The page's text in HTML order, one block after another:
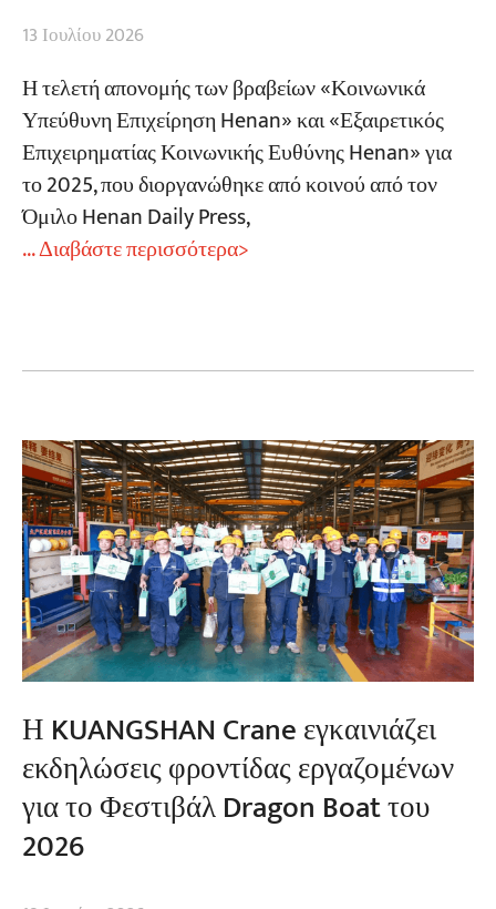
13 Ιουλίου 2026
Η τελετή απονομής των βραβείων «Κοινωνικά
Υπεύθυνη Επιχείρηση Henan» και «Εξαιρετικός
Επιχειρηματίας Κοινωνικής Ευθύνης Henan» για
το 2025, που διοργανώθηκε από κοινού από τον
Όμιλο Henan Daily Press,
... Διαβάστε περισσότερα>
Η KUANGSHAN Crane εγκαινιάζει
εκδηλώσεις φροντίδας εργαζομένων
για το Φεστιβάλ Dragon Boat του
2026